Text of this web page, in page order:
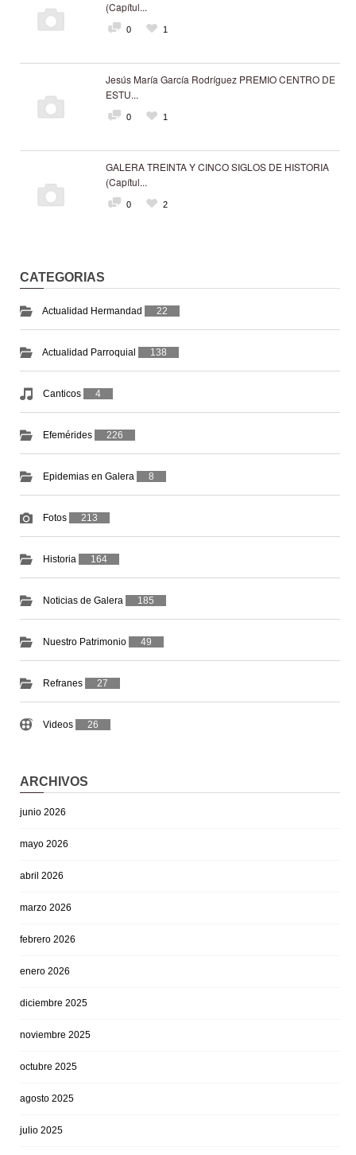
(Capítul...
0 1
Jesús María García Rodríguez PREMIO CENTRO DE
ESTU...
0 1
GALERA TREINTA Y CINCO SIGLOS DE HISTORIA
(Capítul...
0 2
CATEGORIAS
Actualidad Hermandad 22
Actualidad Parroquial 138
Canticos 4
Efemérides 226
Epidemias en Galera 8
Fotos 213
Historia 164
Noticias de Galera 185
Nuestro Patrimonio 49
Refranes 27
Videos 26
ARCHIVOS
junio 2026
mayo 2026
abril 2026
marzo 2026
febrero 2026
enero 2026
diciembre 2025
noviembre 2025
octubre 2025
agosto 2025
julio 2025